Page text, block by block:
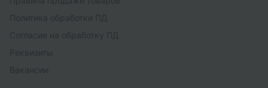
Политика обработки ПД
Согласие на обработку ПД
Реквизиты
Вакансии